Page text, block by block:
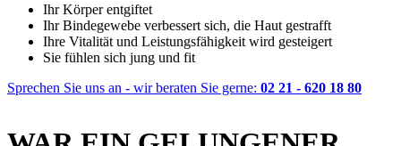
Ihr Körper entgiftet
Ihr Bindegewebe verbessert sich, die Haut gestrafft
Ihre Vitalität und Leistungsfähigkeit wird gesteigert
Sie fühlen sich jung und fit
Sprechen Sie uns an - wir beraten Sie gerne: 02 21 - 620 18 80